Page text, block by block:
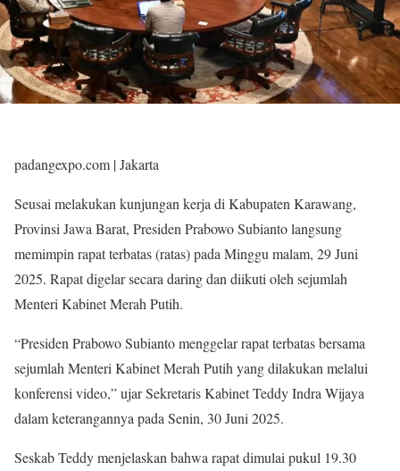
padangexpo.com | Jakarta
Seusai melakukan kunjungan kerja di Kabupaten Karawang,
Provinsi Jawa Barat, Presiden Prabowo Subianto langsung
memimpin rapat terbatas (ratas) pada Minggu malam, 29 Juni
2025. Rapat digelar secara daring dan diikuti oleh sejumlah
Menteri Kabinet Merah Putih.
“Presiden Prabowo Subianto menggelar rapat terbatas bersama
sejumlah Menteri Kabinet Merah Putih yang dilakukan melalui
konferensi video,” ujar Sekretaris Kabinet Teddy Indra Wijaya
dalam keterangannya pada Senin, 30 Juni 2025.
Seskab Teddy menjelaskan bahwa rapat dimulai pukul 19.30